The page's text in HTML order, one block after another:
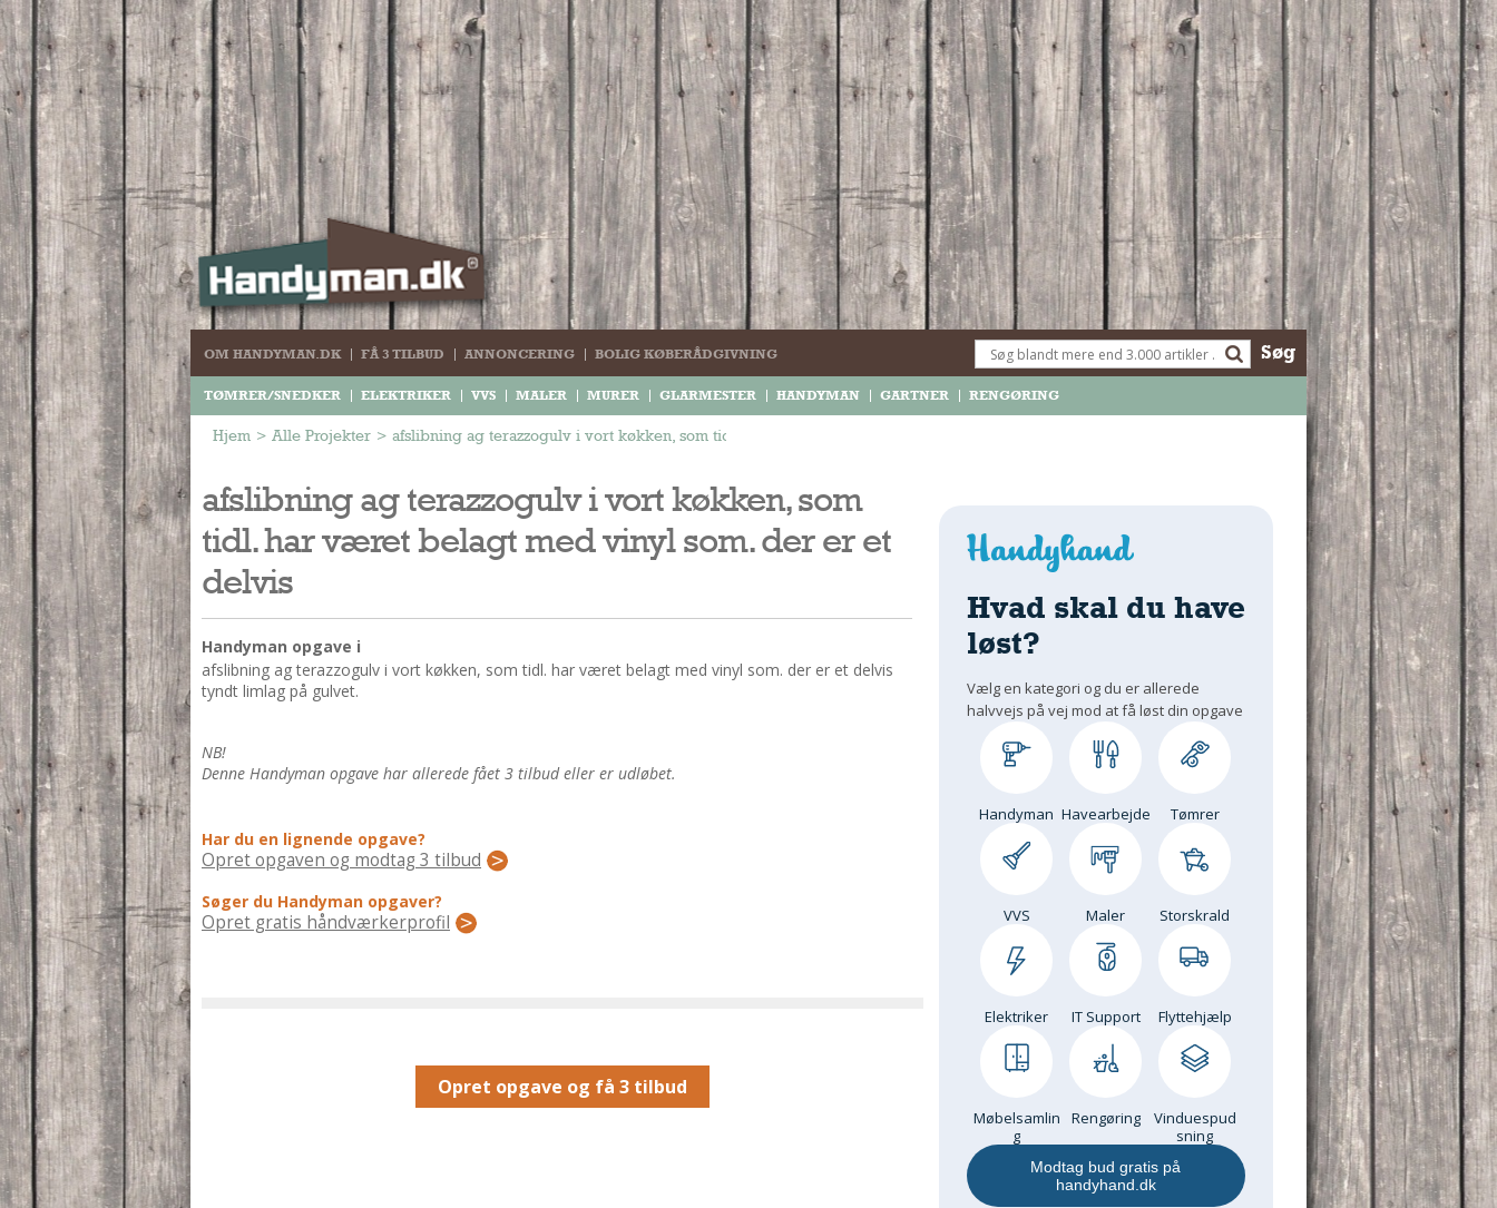
OM HANDYMAN.DK FÅ 3 TILBUD ANNONCERING BOLIG KØBERÅDGIVNING
TØMRER/SNEDKER ELEKTRIKER VVS MALER MURER GLARMESTER HANDYMAN GARTNER RENGØRING
Søg
Hjem > Alle Projekter > afslibning ag terazzogulv i vort køkken, som tidl. har været belagt med vinyl som. der er et delvis
afslibning ag terazzogulv i vort køkken, som
tidl. har været belagt med vinyl som. der er et
delvis
Handyman opgave i
afslibning ag terazzogulv i vort køkken, som tidl. har været belagt med vinyl som. der er et delvis
tyndt limlag på gulvet.
NB!
Denne Handyman opgave har allerede fået 3 tilbud eller er udløbet.
Har du en lignende opgave?
Opret opgaven og modtag 3 tilbud
Søger du Handyman opgaver?
Opret gratis håndværkerprofil
Opret opgave og få 3 tilbud
Hvad skal du have
løst?
Vælg en kategori og du er allerede
halvvejs på vej mod at få løst din opgave
Handyman Havearbejde Tømrer
VVS Maler Storskrald
Elektriker IT Support Flyttehjælp
Møbelsamlin
g
Rengøring
Vinduespud
sning
Modtag bud gratis på
handyhand.dk